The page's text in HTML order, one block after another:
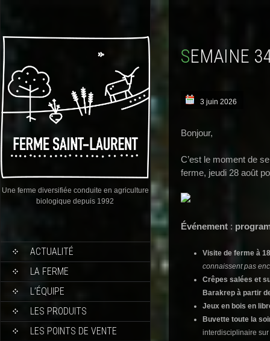
Une ferme diversifiée conduite en agriculture
biologique depuis 1992
ACTUALITÉ
LA FERME
L’ÉQUIPE
LES PRODUITS
LES POINTS DE VENTE
SEMAINE
3 juin 2026
Bonjour,
C’est le moment de
ferme, jeudi 28 août
Événement :
Visite de ferme à
connaissent pas
Crêpes salées et
Barakrep à partir
Jeux en bois en
Buvette toute la
interdisciplinaire